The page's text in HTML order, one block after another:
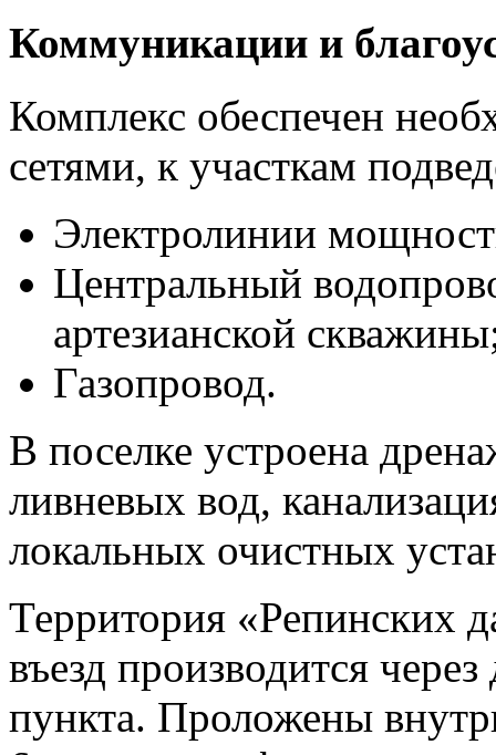
Коммуникации и
Комплекс обеспечен
сетями, к участкам
Электролинии
Центральный
артезианской
Газопровод.
В поселке устроена
ливневых вод,
локальных очистных
Территория «Репинских
въезд производится
пункта. Проложены